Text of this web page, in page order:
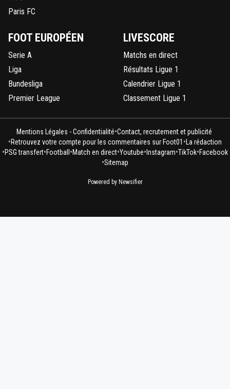
Paris FC
FOOT EUROPÉEN
Serie A
Liga
Bundesliga
Premier League
LIVESCORE
Matchs en direct
Résultats Ligue 1
Calendrier Ligue 1
Classement Ligue 1
Mentions Légales - Confidentialité•Contact, recrutement et publicité
•Retrouvez votre compte pour les commentaires sur Foot01 • La rédaction
•PSG transfert•Football •Match en direct•Youtube• Instagram•TikTok•Facebook
•Sitemap
Powered by Newsifier